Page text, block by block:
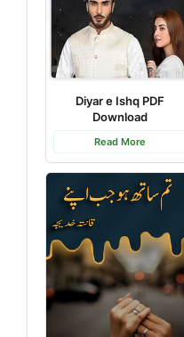
Diyar e Ishq PDF
Download
Read More